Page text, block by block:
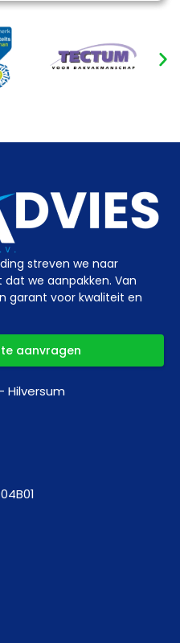
streven we naar
we aanpakken. Van
garant voor kwaliteit en
aanvragen
Hilversum